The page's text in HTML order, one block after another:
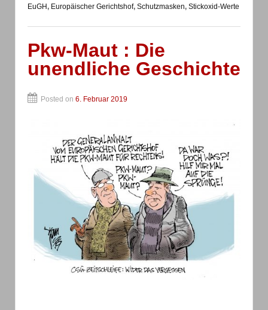
EuGH, Europäischer Gerichtshof, Schutzmasken, Stickoxid-Werte
Pkw-Maut : Die
unendliche Geschichte
Posted on 6. Februar 2019